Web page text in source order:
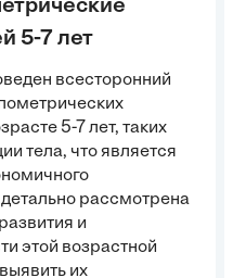
5-7 лет
всесторонний
5-7 лет, таких
тела, что является
рассмотрена
и
этой возрастной
их